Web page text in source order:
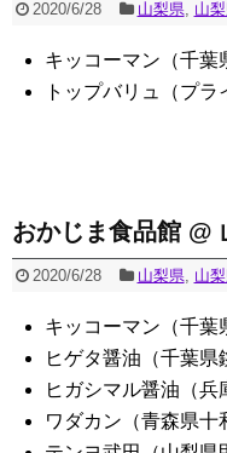
2020/6/28 山梨県, 山
キッコーマン（千葉
トップバリュ（プラ
おかじま食品館 @
2020/6/28 山梨県, 山
キッコーマン（千葉
ヒゲタ醤油（千葉県
ヒガシマル醤油（兵
ワダカン（青森県十